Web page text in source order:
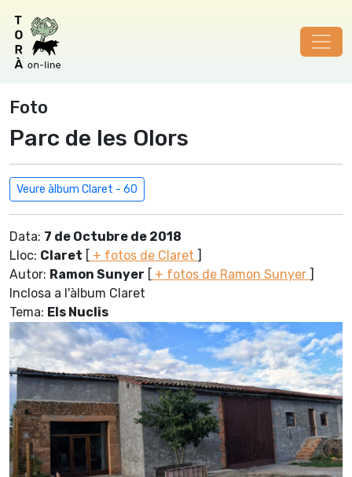
Foto
Parc de les Olors
Veure àlbum Claret - 60
Data: 7 de Octubre de 2018
Lloc: Claret [ + fotos de Claret ]
Autor: Ramon Sunyer [ + fotos de Ramon Sunyer ]
Inclosa a l'àlbum Claret
Tema: Els Nuclis